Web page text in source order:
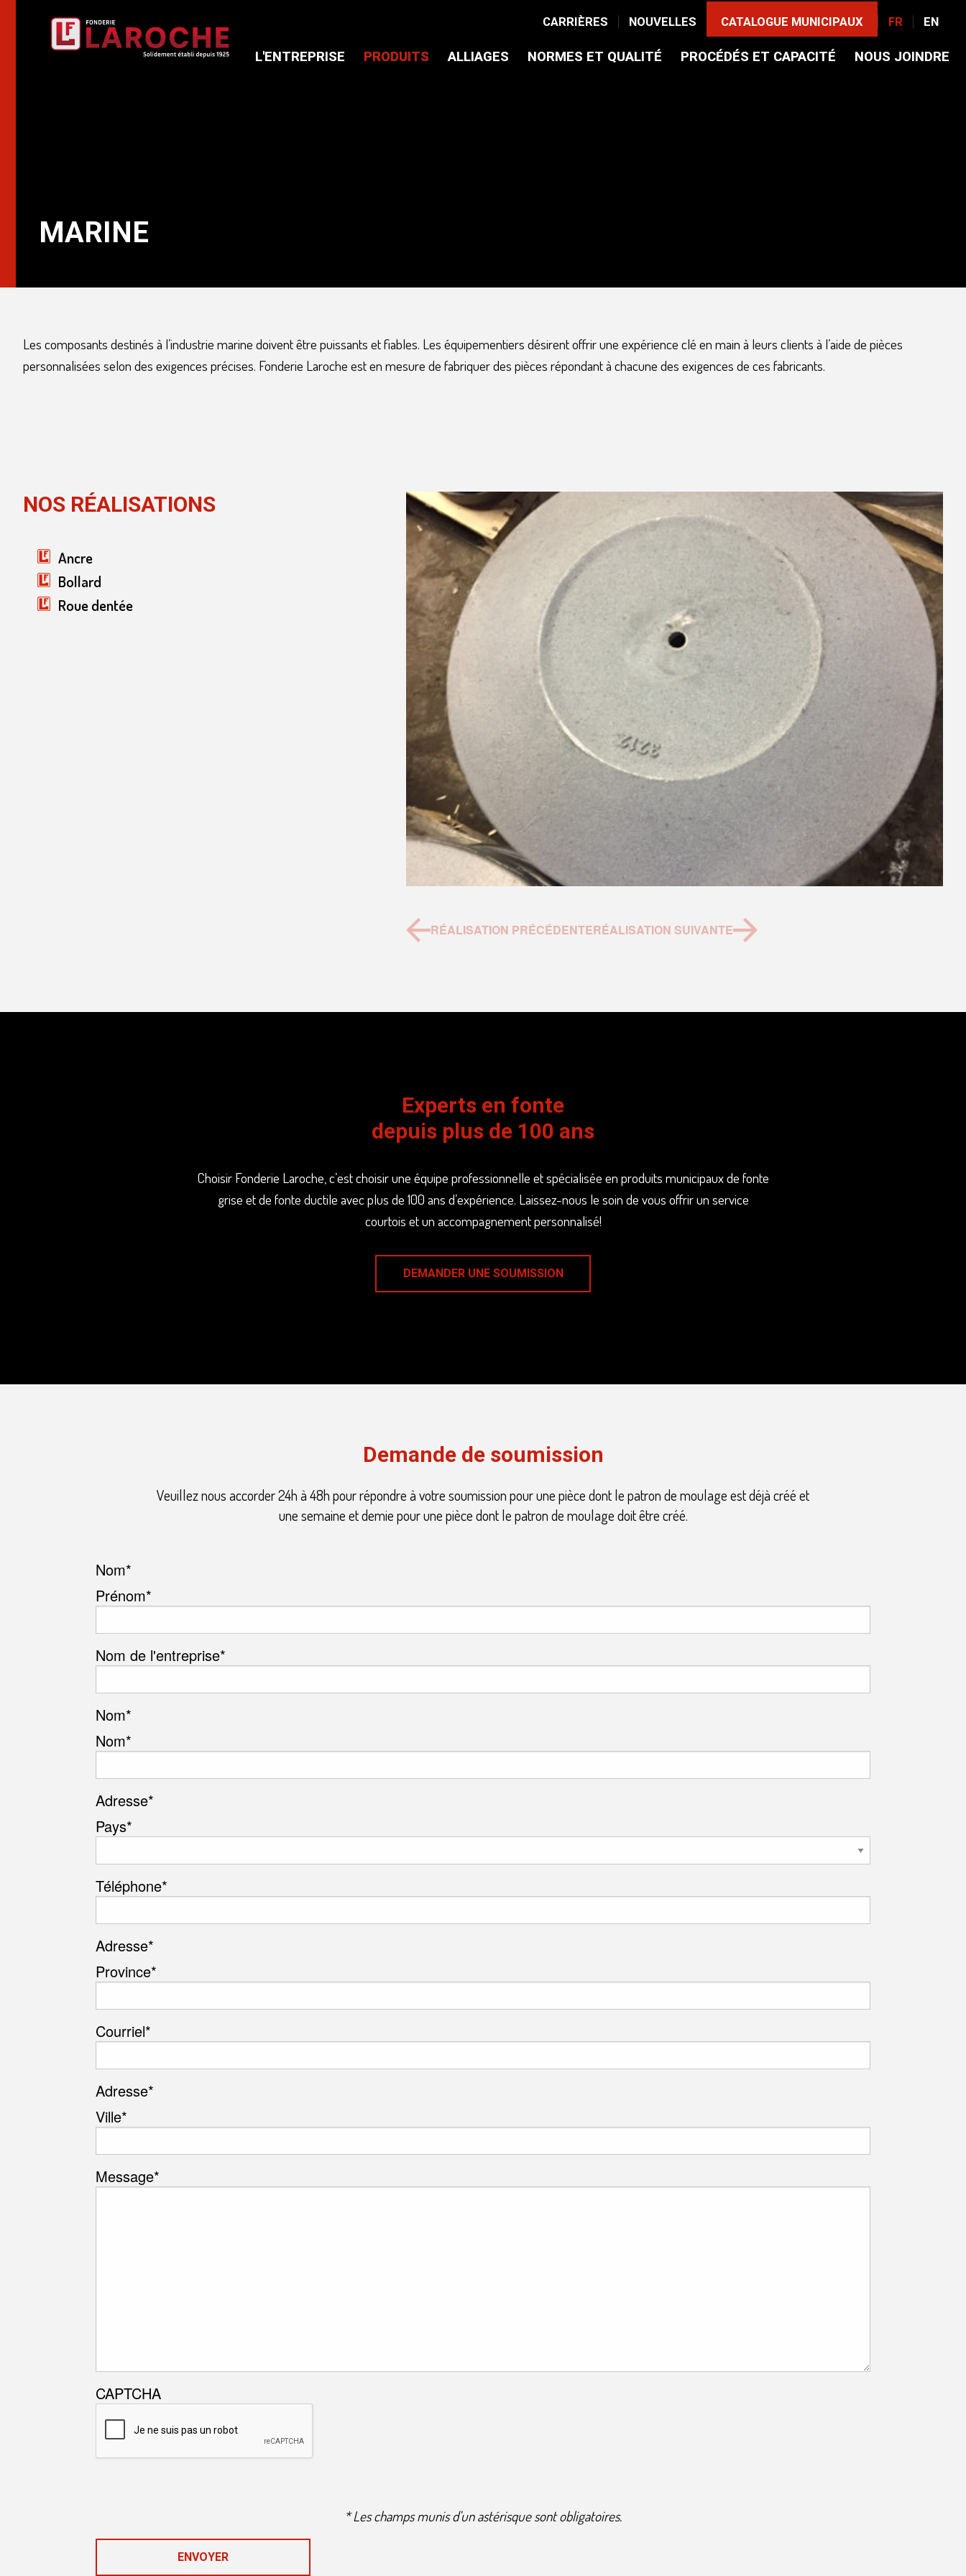
CARRIÈRES NOUVELLES CATALOGUE MUNICIPAUX FR EN
L'ENTREPRISE PRODUITS ALLIAGES NORMES ET QUALITÉ PROCÉDÉS ET CAPACITÉ NOUS JOINDRE
MARINE
Les composants destinés à l’industrie marine doivent être puissants et fiables. Les équipementiers désirent offrir une expérience clé en main à leurs clients à l’aide de pièces
personnalisées selon des exigences précises. Fonderie Laroche est en mesure de fabriquer des pièces répondant à chacune des exigences de ces fabricants.
NOS RÉALISATIONS
Ancre
Bollard
Roue dentée
RÉALISATION PRÉCÉDENTERÉALISATION SUIVANTE
Experts en fonte
depuis plus de 100 ans
Choisir Fonderie Laroche, c’est choisir une équipe professionnelle et spécialisée en produits municipaux de fonte
grise et de fonte ductile avec plus de 100 ans d’expérience. Laissez-nous le soin de vous offrir un service
courtois et un accompagnement personnalisé!
DEMANDER UNE SOUMISSION
Demande de soumission
Veuillez nous accorder 24h à 48h pour répondre à votre soumission pour une pièce dont le patron de moulage est déjà créé et
une semaine et demie pour une pièce dont le patron de moulage doit être créé.
Nom*
Prénom*
Nom de l'entreprise*
Nom*
Nom*
Adresse*
Pays*
Téléphone*
Adresse*
Province*
Courriel*
Adresse*
Ville*
Message*
CAPTCHA
* Les champs munis d’un astérisque sont obligatoires.